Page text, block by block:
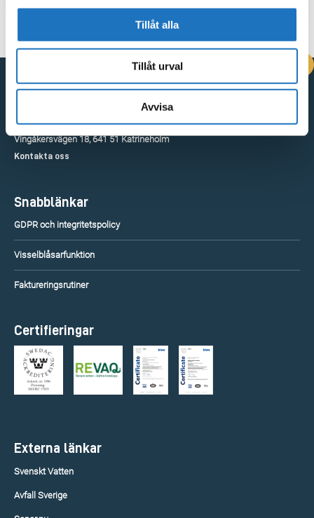
Tillåt alla
Tillåt urval
Avvisa
Vingåkersvägen 18, 641 51 Katrineholm
Kontakta oss
Snabblänkar
GDPR och integritetspolicy
Visselblåsarfunktion
Faktureringsrutiner
Certifieringar
Externa länkar
Svenskt Vatten
Avfall Sverige